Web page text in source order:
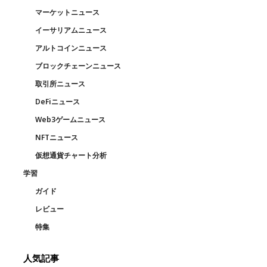
マーケットニュース
イーサリアムニュース
アルトコインニュース
ブロックチェーンニュース
取引所ニュース
DeFiニュース
Web3ゲームニュース
NFTニュース
仮想通貨チャート分析
学習
ガイド
レビュー
特集
人気記事